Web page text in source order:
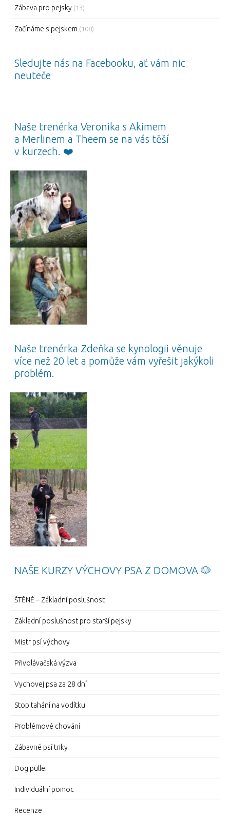
Zábava pro pejsky (13)
Začínáme s pejskem (108)
Sledujte nás na Facebooku, ať vám nic
neuteče
Naše trenérka Veronika s Akimem
a Merlinem a Theem se na vás těší
v kurzech. ❤️
Naše trenérka Zdeňka se kynologii věnuje
více než 20 let a pomůže vám vyřešit jakýkoli
problém.
NAŠE KURZY VÝCHOVY PSA Z DOMOVA 🐶
ŠTĚNĚ – Základní poslušnost
Základní poslušnost pro starší pejsky
Mistr psí výchovy
Přivolávačská výzva
Vychovej psa za 28 dní
Stop tahání na vodítku
Problémové chování
Zábavné psí triky
Dog puller
Individuální pomoc
Recenze